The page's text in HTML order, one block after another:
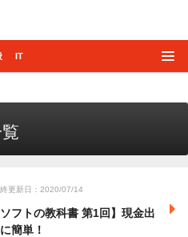
IT
更新日：2020/07/14
ソフトの教科書 第1回】現金出
簡単！